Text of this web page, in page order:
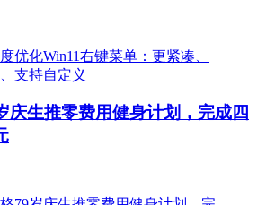
庆生推零费用健身计划，完成四